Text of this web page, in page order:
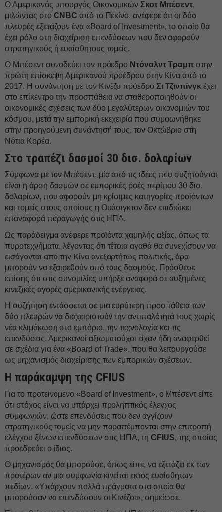
Ο Αμερικανός υπουργός Οικονομικών Σκοτ Μπέσεντ,
μιλώντας στο CNBC από το Πεκίνο, ανέφερε ότι οι δύο
πλευρές εξετάζουν ένα «Board of Investment», το οποίο θα
έχει ρόλο στη διαχείριση επενδύσεων που δεν αφορούν
στρατηγικούς ή ευαίσθητους τομείς.
Ο Μπέσεντ συνοδεύει τον πρόεδρο Ντόναλντ Τραμπ στην
πρώτη επίσκεψη Αμερικανού προέδρου στην Κίνα από το
2017. Η συνάντηση με τον Κινέζο πρόεδρο Σι Τζινπίνγκ έχει
στο επίκεντρο την προσπάθεια να σταθεροποιηθούν οι
οικονομικές σχέσεις των δύο μεγαλύτερων οικονομιών του
κόσμου, μετά την εμπορική εκεχειρία που συμφωνήθηκε
στην προηγούμενη συνάντησή τους, τον Οκτώβριο στη
Νότια Κορέα.
Στο τραπέζι δασμοί 30 δισ. δολαρίων
Σύμφωνα με τον Μπέσεντ, μία από τις ιδέες που συζητούνται
είναι η άρση δασμών σε εμπορικές ροές περίπου 30 δισ.
δολαρίων, που αφορούν μη κρίσιμες κατηγορίες προϊόντων
και τομείς στους οποίους η Ουάσιγκτον δεν επιδιώκει
επαναφορά παραγωγής στις ΗΠΑ.
Ως παράδειγμα ανέφερε προϊόντα χαμηλής αξίας, όπως τα
πυροτεχνήματα, λέγοντας ότι τέτοια αγαθά θα συνεχίσουν να
εισάγονται από την Κίνα ανεξαρτήτως πολιτικής, άρα
μπορούν να εξαιρεθούν από τους δασμούς. Πρόσθεσε
επίσης ότι στις συνομιλίες υπήρξε αναφορά σε αυξημένες
κινεζικές αγορές αμερικανικής ενέργειας.
Η συζήτηση εντάσσεται σε μια ευρύτερη προσπάθεια των
δύο πλευρών να διαχειριστούν την αντιπαλότητά τους χωρίς
νέα κλιμάκωση στο εμπόριο, την τεχνολογία και τις
επενδύσεις. Αμερικανοί αξιωματούχοι είχαν ήδη αναφερθεί
σε σχέδια για ένα «Board of Trade», που θα λειτουργούσε
ως μηχανισμός διαχείρισης των εμπορικών σχέσεων.
Η παράκαμψη της CFIUS
Για το προτεινόμενο «Board of Investment», ο Μπέσεντ είπε
ότι στόχος είναι να υπάρχει προληπτικός έλεγχος
συμφωνιών, ώστε επενδύσεις που δεν αγγίζουν
στρατηγικούς τομείς να μην παραπέμπονται στην επιτροπή
ελέγχου ξένων επενδύσεων στις ΗΠΑ, τη CFIUS, της οποίας
προεδρεύει ο ίδιος.
Ο μηχανισμός θα μπορούσε, όπως είπε, να εξετάζει εκ των
προτέρων αν μια συμφωνία κινείται εκτός ευαίσθητων
πεδίων. «Υπάρχουν πολλά πράγματα στα οποία θα
μπορούσαν να επενδύσουν οι Κινέζοι», σημείωσε.